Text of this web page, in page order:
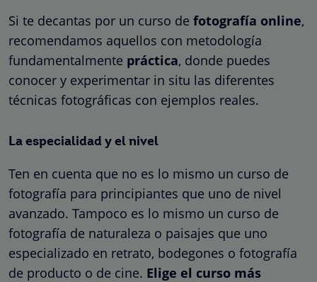
Si te decantas por un curso de fotografía online,
recomendamos aquellos con metodología
fundamentalmente práctica, donde puedes
conocer y experimentar in situ las diferentes
técnicas fotográficas con ejemplos reales.
La especialidad y el nivel
Ten en cuenta que no es lo mismo un curso de
fotografía para principiantes que uno de nivel
avanzado. Tampoco es lo mismo un curso de
fotografía de naturaleza o paisajes que uno
especializado en retrato, bodegones o fotografía
de producto o de cine. Elige el curso más